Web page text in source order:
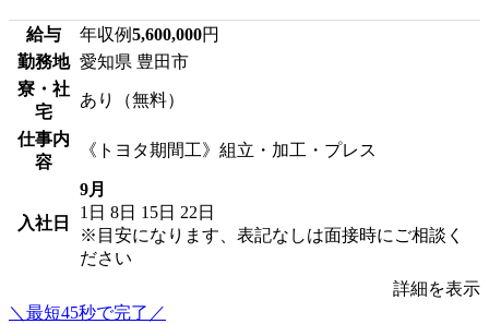
給与 年収例5,600,000円
勤務地 愛知県 豊田市
寮・社
宅
あり（無料）
仕事内
容
《トヨタ期間工》組立・加工・プレス
入社日
9月
1日 8日 15日 22日
※目安になります、表記なしは面接時にご相談く
ださい
詳細を表示
＼最短45秒で完了／